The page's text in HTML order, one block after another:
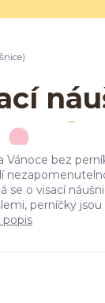
Vánoce bez
se o visací
perníčky
popis